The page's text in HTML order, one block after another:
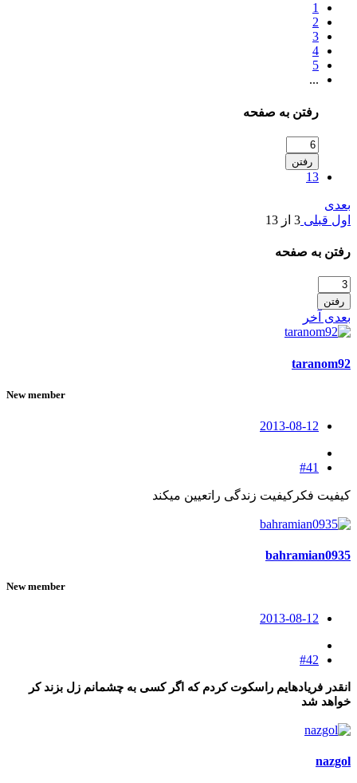
1
2
3
4
5
...
رفتن به صفحه
رفتن
13
بعدی
اول قبلی 3 از 13
رفتن به صفحه
رفتن
بعدی آخر
taranom92
New member
2013-08-12
#41
کیفیت فکرکیفیت زندگی راتعیین میکند
bahramian0935
New member
2013-08-12
#42
انقدر فریادهایم راسکوت کردم که اگر کسی به چشمانم زل بزند کر
خواهد شد
nazgol